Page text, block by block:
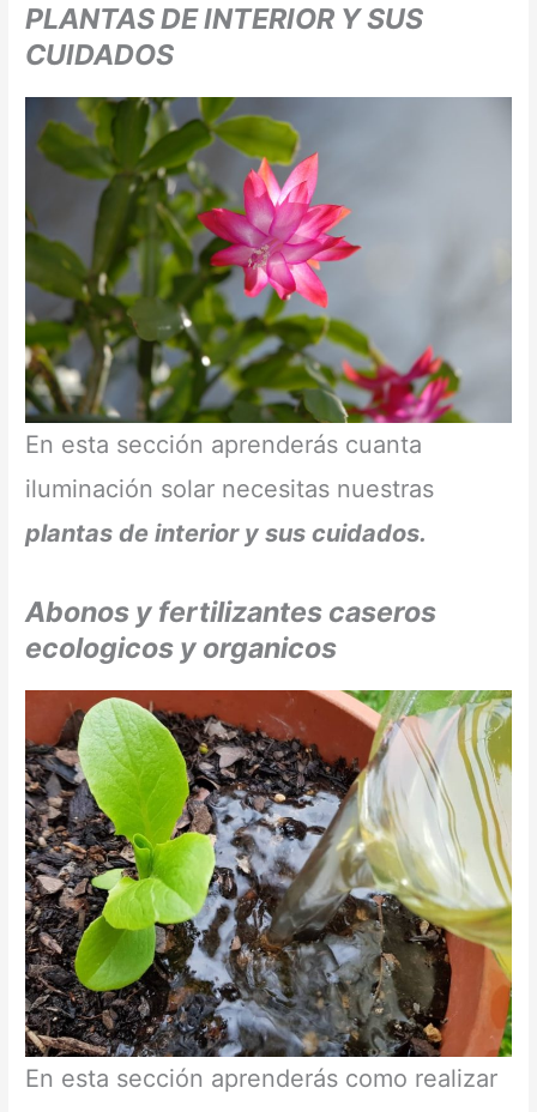
PLANTAS DE INTERIOR Y SUS
CUIDADOS
En esta sección aprenderás cuanta
iluminación solar necesitas nuestras
plantas de interior y sus cuidados.
Abonos y fertilizantes caseros
ecologicos y organicos
En esta sección aprenderás como realizar